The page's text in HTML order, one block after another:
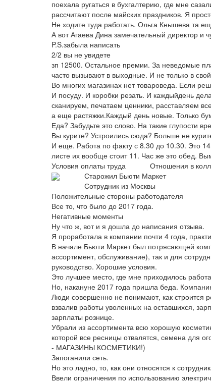
поехала ругаться в бухгалтерию, где мне
рассчитают после майских праздников. Я
Не ходите туда работать. Ольга Кнышева та
А вот Агаева Дина замечательный директор и
P.S.забыла написать
2/2 вы не увидете
зп 12500. Остальное премии. За неведомые
часто вызывают в выходные. И не только в
Во многих магазинах нет товароведа. Если
И посуду. И коробки резать. И каждыйдень
сканируем, печатаем ценники, расставляем
а еще растяжки.Каждый день новые. Только
Еда? Забудьте это слово. На такие глупости
Вы курите? Устроились сюда? Больше не
И еще. Работа по факту с 8.30 до 10.30. Это
листе их вообще стоит 11. Час же это обед.
Условия оплаты труда
Отношения в
Старожил Бьюти Маркет
Сотрудник из Москвы
Положительные стороны работодателя
Все то, что было до 2017 года.
Негативные моменты
Ну что ж, вот и я дошла до написания отзыва.
Я проработала в компании почти 4 года,
В начале Бьюти Маркет был потрясающей
ассортимент, обслуживание), так и для
руководство. Хорошие условия.
Это лучшее место, где мне приходилось
Но, накануне 2017 года пришла беда.
Люди совершенно не понимают, как строится
взвалив работы уволенных на оставшихся,
зарплаты рознице.
Убрали из ассортимента всю хорошую
которой все ресницы отвалятся, семена
- МАГАЗИНЫ КОСМЕТИКИ!)
Запоганили сеть.
Но это ладно, то, как они относятся к
Ввели ограничения по использованию